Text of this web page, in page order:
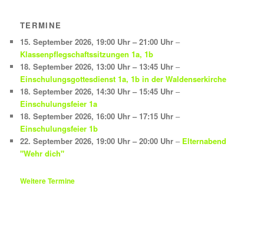
TERMINE
15. September 2026, 19:00 Uhr – 21:00 Uhr –
Klassenpflegschaftssitzungen 1a, 1b
18. September 2026, 13:00 Uhr – 13:45 Uhr –
Einschulungsgottesdienst 1a, 1b in der Waldenserkirche
18. September 2026, 14:30 Uhr – 15:45 Uhr –
Einschulungsfeier 1a
18. September 2026, 16:00 Uhr – 17:15 Uhr –
Einschulungsfeier 1b
22. September 2026, 19:00 Uhr – 20:00 Uhr – Elternabend
"Wehr dich"
Weitere Termine